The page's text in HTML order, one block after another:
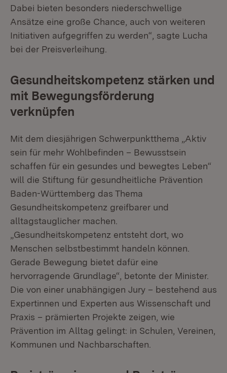
Dabei bieten besonders niederschwellige
Ansätze eine große Chance, auch von weiteren
Initiativen aufgegriffen zu werden“, sagte Lucha
bei der Preisverleihung.
Gesundheitskompetenz stärken und
mit Bewegungsförderung
verknüpfen
Mit dem diesjährigen Schwerpunktthema „Aktiv
sein für mehr Wohlbefinden – Bewusstsein
schaffen für ein gesundes und bewegtes Leben“
will die Stiftung für gesundheitliche Prävention
Baden-Württemberg das Thema
Gesundheitskompetenz greifbarer und
alltagstauglicher machen.
„Gesundheitskompetenz entsteht dort, wo
Menschen selbstbestimmt handeln können.
Gerade Bewegung bietet dafür eine
hervorragende Grundlage“, betonte der Minister.
Die von einer unabhängigen Jury – bestehend aus
Expertinnen und Experten aus Wissenschaft und
Praxis – prämierten Projekte zeigen, wie
Prävention im Alltag gelingt: in Schulen, Vereinen,
Kommunen und Nachbarschaften.